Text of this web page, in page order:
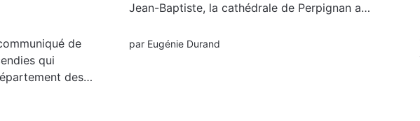
de
qui
des
Jean-Baptiste, la cathédrale de Perpignan a
de l’identité catalane. Cette arrivée solennelle
par Eugénie Durand